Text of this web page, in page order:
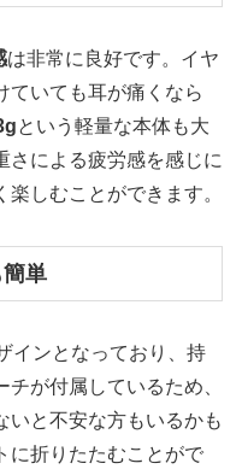
は非常に良好です。イヤ
ていても耳が痛くなら
という軽量な本体も大
さによる疲労感を感じに
しむことができます。
単
インとなっており、持
が付属しているため、
いと不安な方もいるかも
に折りたたむことがで